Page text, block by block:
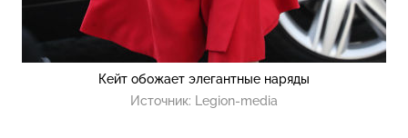
Кейт обожает элегантные наряды
Источник:
Legion-media